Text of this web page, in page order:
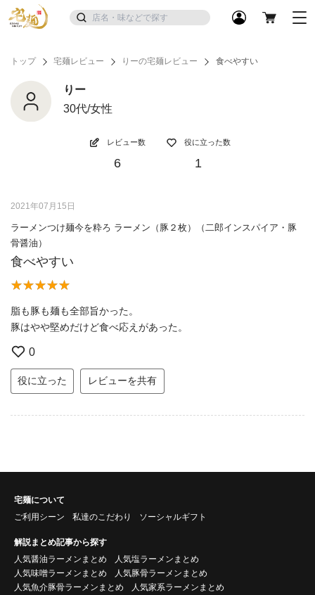
トップ 宅麺レビュー りーの宅麺レビュー 食べやすい
りー
30代/女性
レビュー数
6
役に立った数
1
2021年07月15日
ラーメンつけ麺今を粋ろ ラーメン（豚２枚）（二郎インスパイア・豚
骨醤油）
食べやすい
脂も豚も麺も全部旨かった。
豚はやや堅めだけど食べ応えがあった。
0
役に立った レビューを共有
宅麺について
ご利用シーン
私達のこだわり ソーシャルギフト
解説まとめ記事から探す
人気醤油ラーメンまとめ
人気塩ラーメンまとめ
人気味噌ラーメンまとめ
人気豚骨ラーメンまとめ
人気魚介豚骨ラーメンまとめ
人気家系ラーメンまとめ